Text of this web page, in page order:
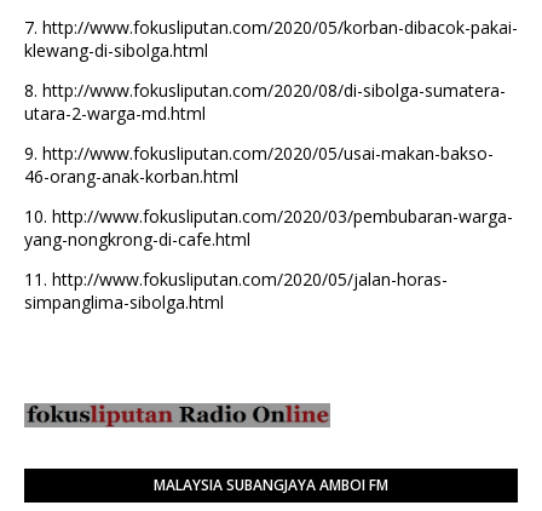
7. http://www.fokusliputan.com/2020/05/korban-dibacok-pakai-
klewang-di-sibolga.html
8. http://www.fokusliputan.com/2020/08/di-sibolga-sumatera-
utara-2-warga-md.html
9. http://www.fokusliputan.com/2020/05/usai-makan-bakso-
46-orang-anak-korban.html
10. http://www.fokusliputan.com/2020/03/pembubaran-warga-
yang-nongkrong-di-cafe.html
11. http://www.fokusliputan.com/2020/05/jalan-horas-
simpanglima-sibolga.html
MALAYSIA SUBANGJAYA AMBOI FM